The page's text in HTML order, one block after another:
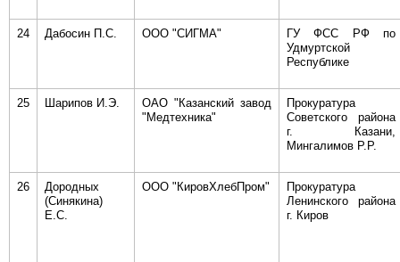
24 Дабосин П.С. ООО "СИГМА"
ГУ ФСС РФ по
Удмуртской
Республике
25 Шарипов И.Э.
ОАО "Казанский завод
"Медтехника"
Прокуратура
Советского района
г. Казани,
Мингалимов Р.Р.
26
Дородных
(Синякина)
Е.С.
ООО "КировХлебПром"
Прокуратура
Ленинского района
г. Киров